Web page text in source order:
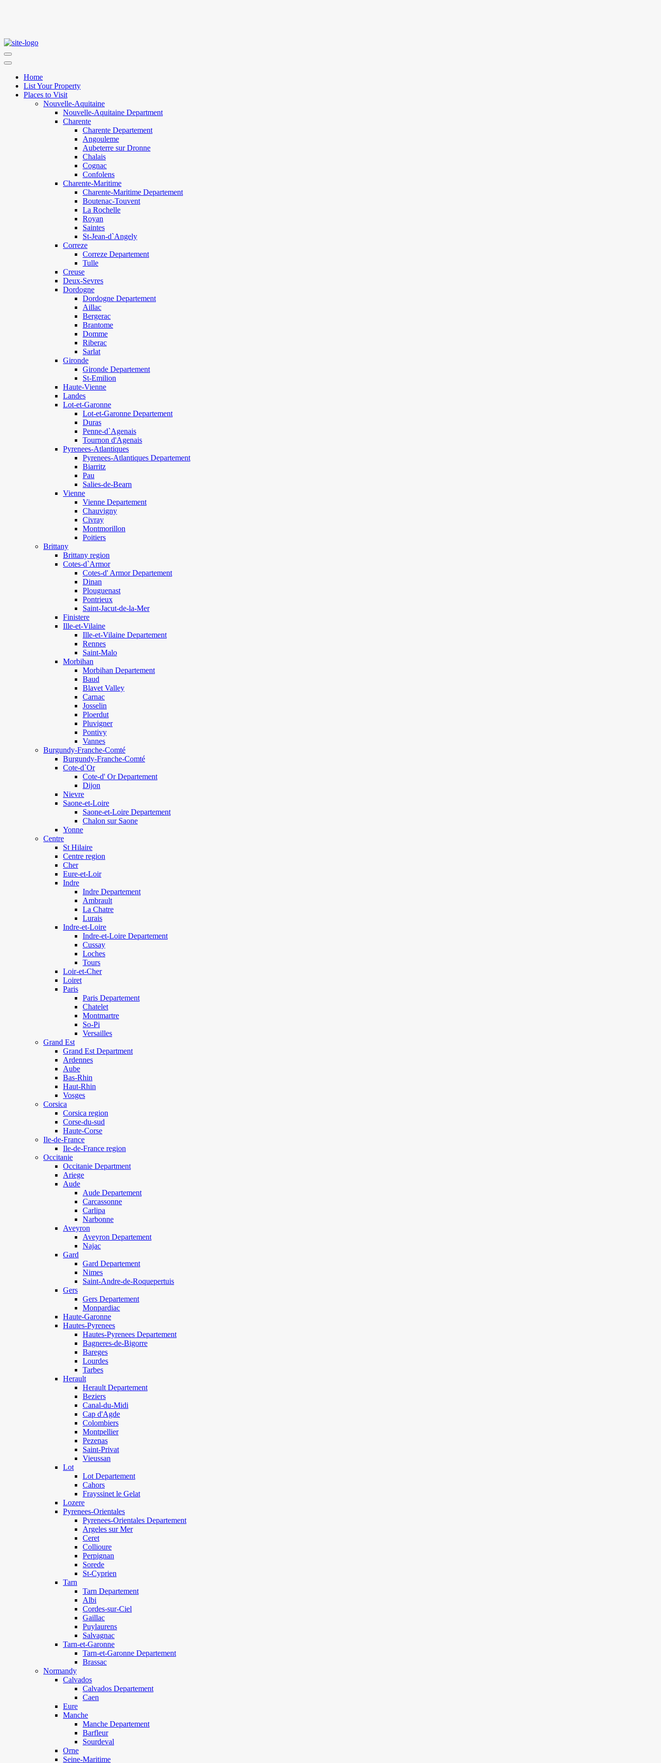
Home
List Your Property
Places to Visit
Nouvelle-Aquitaine
Nouvelle-Aquitaine Department
Charente
Charente Departement
Angouleme
Aubeterre sur Dronne
Chalais
Cognac
Confolens
Charente-Maritime
Charente-Maritime Departement
Boutenac-Touvent
La Rochelle
Royan
Saintes
St-Jean-d`Angely
Correze
Correze Departement
Tulle
Creuse
Deux-Sevres
Dordogne
Dordogne Departement
Aillac
Bergerac
Brantome
Domme
Riberac
Sarlat
Gironde
Gironde Departement
St-Emilion
Haute-Vienne
Landes
Lot-et-Garonne
Lot-et-Garonne Departement
Duras
Penne-d`Agenais
Tournon d'Agenais
Pyrenees-Atlantiques
Pyrenees-Atlantiques Departement
Biarritz
Pau
Salies-de-Bearn
Vienne
Vienne Departement
Chauvigny
Civray
Montmorillon
Poitiers
Brittany
Brittany region
Cotes-d`Armor
Cotes-d' Armor Departement
Dinan
Plouguenast
Pontrieux
Saint-Jacut-de-la-Mer
Finistere
Ille-et-Vilaine
Ille-et-Vilaine Departement
Rennes
Saint-Malo
Morbihan
Morbihan Departement
Baud
Blavet Valley
Carnac
Josselin
Ploerdut
Pluvigner
Pontivy
Vannes
Burgundy-Franche-Comté
Burgundy-Franche-Comté
Cote-d`Or
Cote-d' Or Departement
Dijon
Nievre
Saone-et-Loire
Saone-et-Loire Departement
Chalon sur Saone
Yonne
Centre
St Hilaire
Centre region
Cher
Eure-et-Loir
Indre
Indre Departement
Ambrault
La Chatre
Lurais
Indre-et-Loire
Indre-et-Loire Departement
Cussay
Loches
Tours
Loir-et-Cher
Loiret
Paris
Paris Departement
Chatelet
Montmartre
So-Pi
Versailles
Grand Est
Grand Est Department
Ardennes
Aube
Bas-Rhin
Haut-Rhin
Vosges
Corsica
Corsica region
Corse-du-sud
Haute-Corse
Ile-de-France
Ile-de-France region
Occitanie
Occitanie Department
Ariege
Aude
Aude Departement
Carcassonne
Carlipa
Narbonne
Aveyron
Aveyron Departement
Najac
Gard
Gard Departement
Nimes
Saint-Andre-de-Roquepertuis
Gers
Gers Departement
Monpardiac
Haute-Garonne
Hautes-Pyrenees
Hautes-Pyrenees Departement
Bagneres-de-Bigorre
Bareges
Lourdes
Tarbes
Herault
Herault Departement
Beziers
Canal-du-Midi
Cap d'Agde
Colombiers
Montpellier
Pezenas
Saint-Privat
Vieussan
Lot
Lot Departement
Cahors
Frayssinet le Gelat
Lozere
Pyrenees-Orientales
Pyrenees-Orientales Departement
Argeles sur Mer
Ceret
Collioure
Perpignan
Sorede
St-Cyprien
Tarn
Tarn Departement
Albi
Cordes-sur-Ciel
Gaillac
Puylaurens
Salvagnac
Tarn-et-Garonne
Tarn-et-Garonne Departement
Brassac
Normandy
Calvados
Calvados Departement
Caen
Eure
Manche
Manche Departement
Barfleur
Sourdeval
Orne
Seine-Maritime